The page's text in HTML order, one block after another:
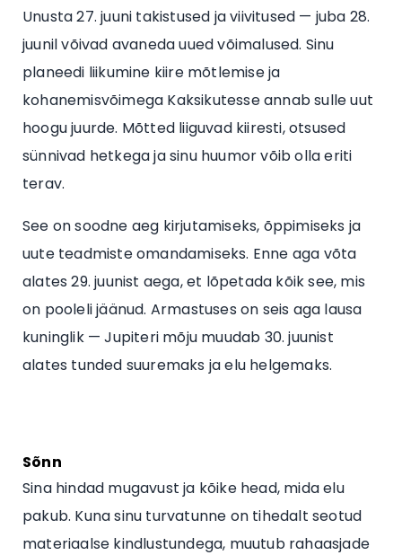
Unusta 27. juuni takistused ja viivitused — juba 28.
juunil võivad avaneda uued võimalused. Sinu
planeedi liikumine kiire mõtlemise ja
kohanemisvõimega Kaksikutesse annab sulle uut
hoogu juurde. Mõtted liiguvad kiiresti, otsused
sünnivad hetkega ja sinu huumor võib olla eriti
terav.
See on soodne aeg kirjutamiseks, õppimiseks ja
uute teadmiste omandamiseks. Enne aga võta
alates 29. juunist aega, et lõpetada kõik see, mis
on pooleli jäänud. Armastuses on seis aga lausa
kuninglik — Jupiteri mõju muudab 30. juunist
alates tunded suuremaks ja elu helgemaks.
Sõnn
Sina hindad mugavust ja kõike head, mida elu
pakub. Kuna sinu turvatunne on tihedalt seotud
materiaalse kindlustundega, muutub rahaasjade